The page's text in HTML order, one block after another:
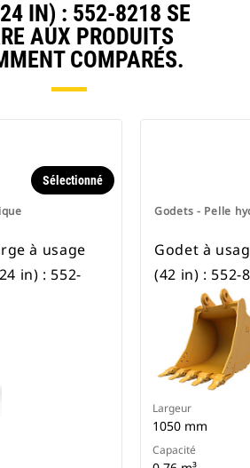
IN) : 552-8218 SE
AUX PRODUITS
COMPARÉS.
Sélectionné
à usage
in) : 552-
Godets - Pelle
Godet à
(42 in) : 552-
Largeur
1050 mm
Capacité